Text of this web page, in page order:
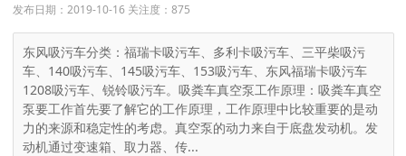
发布日期：2019-10-16 关注度： 875
东风吸污车分类：福瑞卡吸污车、多利卡吸污车、三平柴吸污
车、140吸污车、145吸污车、153吸污车、东风福瑞卡吸污车
1208吸污车、锐铃吸污车。吸粪车真空泵工作原理：吸粪车真空
泵要工作首先要了解它的工作原理，工作原理中比较重要的是动
力的来源和稳定性的考虑。真空泵的动力来自于底盘发动机。发
动机通过变速箱、取力器、传...